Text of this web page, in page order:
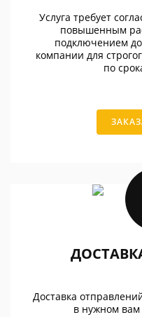
Услуга требует
повышенным
подключением
компании для
по
Доставка
в нужном вам